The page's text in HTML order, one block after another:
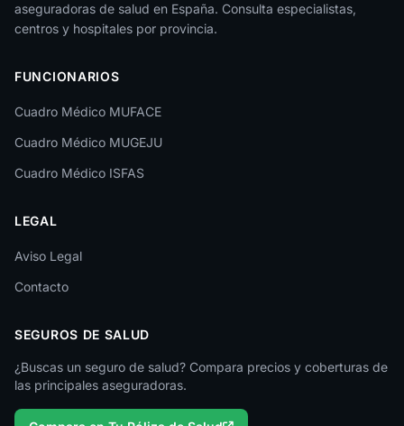
aseguradoras de salud en España. Consulta especialistas,
centros y hospitales por provincia.
FUNCIONARIOS
Cuadro Médico MUFACE
Cuadro Médico MUGEJU
Cuadro Médico ISFAS
LEGAL
Aviso Legal
Contacto
SEGUROS DE SALUD
¿Buscas un seguro de salud? Compara precios y coberturas de
las principales aseguradoras.